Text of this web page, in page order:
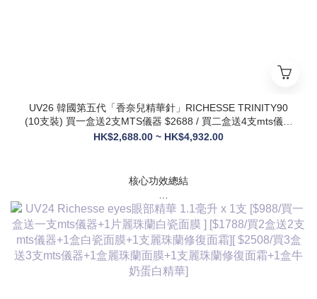
UV26 韓國第五代「香奈兒精華針」RICHESSE TRINITY90
(10支裝) 買一盒送2支MTS儀器 $2688 / 買二盒送4支mts儀器
+1盒麗珠蘭面膜+1支麗珠蘭修復面霜 $3288
HK$2,688.00 ~ HK$4,932.00
核心功效總結
✅ 膠原新生：促進膠原蛋白合成，改善皮膚自然代謝，淡化皺
紋、緊致輪廓
✅ 修護煥膚：改善痤瘡疤痕、色素沈著，修復受損肌膚屏障
✅ 營養供給：為皮膚提供全方位營養，增強彈性與光澤感
✅ 水潤亮白：深層補水鎖水，提亮膚色，讓肌膚通透飽滿
✅ 抗衰維穩：調節皮膚狀態，改善敏感與暗沈，維持健康年輕